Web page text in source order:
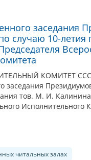
заседания
случаю 10-
КОМИТЕТ
заседания
тов. М. И. Калинина
Исполнительного
читальных залах